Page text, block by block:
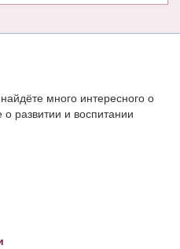
много интересного о
развитии и воспитании